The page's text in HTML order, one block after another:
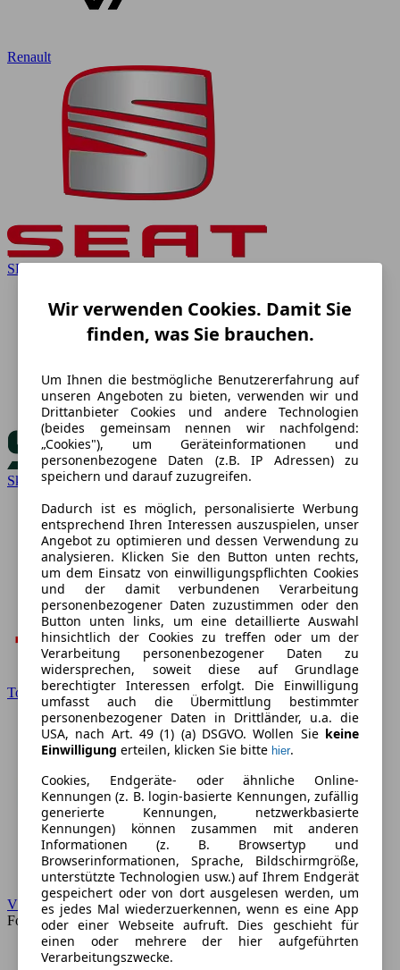
Renault
SEAT
Skoda
Toyota
VW
Forum
Wir verwenden Cookies. Damit Sie
finden, was Sie brauchen.
Um Ihnen die bestmögliche Benutzererfahrung auf
unseren Angeboten zu bieten, verwenden wir und
Drittanbieter Cookies und andere Technologien
(beides gemeinsam nennen wir nachfolgend:
„Cookies"), um Geräteinformationen und
personenbezogene Daten (z.B. IP Adressen) zu
speichern und darauf zuzugreifen.
Dadurch ist es möglich, personalisierte Werbung
entsprechend Ihren Interessen auszuspielen, unser
Angebot zu optimieren und dessen Verwendung zu
analysieren. Klicken Sie den Button unten rechts,
um dem Einsatz von einwilligungspflichten Cookies
und der damit verbundenen Verarbeitung
personenbezogener Daten zuzustimmen oder den
Button unten links, um eine detaillierte Auswahl
hinsichtlich der Cookies zu treffen oder um der
Verarbeitung personenbezogener Daten zu
widersprechen, soweit diese auf Grundlage
berechtigter Interessen erfolgt. Die Einwilligung
umfasst auch die Übermittlung bestimmter
personenbezogener Daten in Drittländer, u.a. die
USA, nach Art. 49 (1) (a) DSGVO. Wollen Sie keine
Einwilligung erteilen, klicken Sie bitte hier.
Cookies, Endgeräte- oder ähnliche Online-
Kennungen (z. B. login-basierte Kennungen, zufällig
generierte Kennungen, netzwerkbasierte
Kennungen) können zusammen mit anderen
Informationen (z. B. Browsertyp und
Browserinformationen, Sprache, Bildschirmgröße,
unterstützte Technologien usw.) auf Ihrem Endgerät
gespeichert oder von dort ausgelesen werden, um
es jedes Mal wiederzuerkennen, wenn es eine App
oder einer Webseite aufruft. Dies geschieht für
einen oder mehrere der hier aufgeführten
Verarbeitungszwecke.